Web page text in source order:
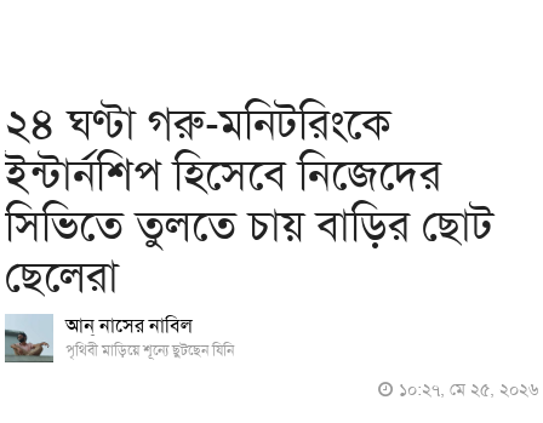
২৪ ঘণ্টা গরু-মনিটরিংকে
ইন্টার্নশিপ হিসেবে নিজেদের
সিভিতে তুলতে চায় বাড়ির ছোট
ছেলেরা
আন্‌ নাসের নাবিল
পৃথিবী মাড়িয়ে শূন্যে ছুটছেন যিনি
১০:২৭, মে ২৫, ২০২৬